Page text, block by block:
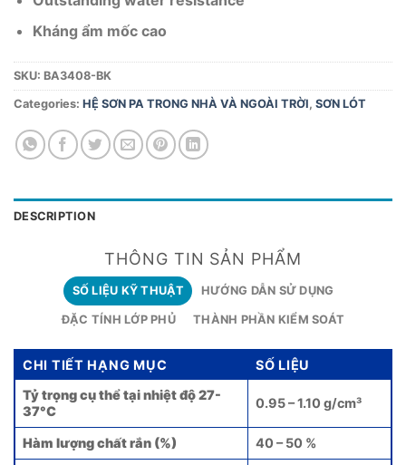
Kháng ẩm mốc cao
SKU: BA3408-BK
Categories: HỆ SƠN PA TRONG NHÀ VÀ NGOÀI TRỜI, SƠN LÓT
DESCRIPTION
THÔNG TIN SẢN PHẨM
SỐ LIỆU KỸ THUẬT HƯỚNG DẪN SỬ DỤNG
ĐẶC TÍNH LỚP PHỦ THÀNH PHẦN KIỂM SOÁT
CHI TIẾT HẠNG MỤC
SỐ LIỆU
Tỷ trọng cụ thể tại nhiệt độ 27-
37°C
0.95 – 1.10 g/cm³
Hàm lượng chất rắn (%) 40 – 50 %